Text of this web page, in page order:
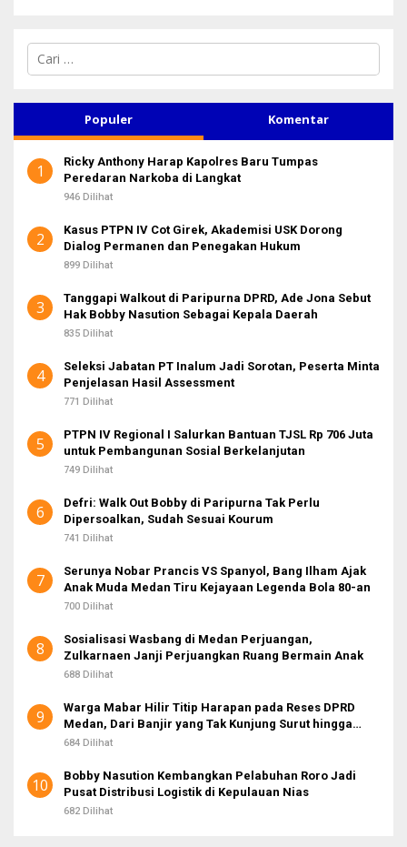
C
i
n
u
k
Populer Komentar
1
Ricky Anthony Harap Kapolres Baru Tumpas
Peredaran Narkoba di Langkat
946 Dilihat
2
Kasus PTPN IV Cot Girek, Akademisi USK Dorong
Dialog Permanen dan Penegakan Hukum
899 Dilihat
3
Tanggapi Walkout di Paripurna DPRD, Ade Jona Sebut
Hak Bobby Nasution Sebagai Kepala Daerah
835 Dilihat
4
Seleksi Jabatan PT Inalum Jadi Sorotan, Peserta Minta
Penjelasan Hasil Assessment
771 Dilihat
5
PTPN IV Regional I Salurkan Bantuan TJSL Rp 706 Juta
untuk Pembangunan Sosial Berkelanjutan
749 Dilihat
6
Defri: Walk Out Bobby di Paripurna Tak Perlu
Dipersoalkan, Sudah Sesuai Kourum
741 Dilihat
7
Serunya Nobar Prancis VS Spanyol, Bang Ilham Ajak
Anak Muda Medan Tiru Kejayaan Legenda Bola 80-an
700 Dilihat
8
Sosialisasi Wasbang di Medan Perjuangan,
Zulkarnaen Janji Perjuangkan Ruang Bermain Anak
688 Dilihat
9
Warga Mabar Hilir Titip Harapan pada Reses DPRD
Medan, Dari Banjir yang Tak Kunjung Surut hingga
Layanan IKD
684 Dilihat
10
Bobby Nasution Kembangkan Pelabuhan Roro Jadi
Pusat Distribusi Logistik di Kepulauan Nias
682 Dilihat